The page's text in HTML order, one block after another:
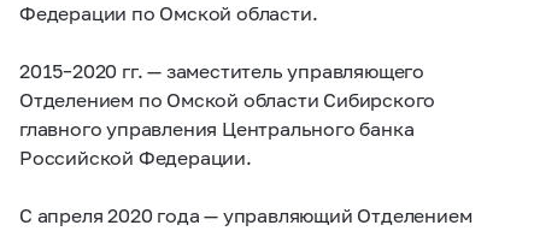
Федерации по Омской области.
2015–2020 гг. — заместитель управляющего
Отделением по Омской области Сибирского
главного управления Центрального банка
Российской Федерации.
С апреля 2020 года — управляющий Отделением